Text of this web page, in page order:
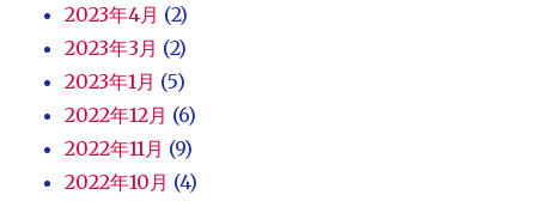
2023年4月 (2)
2023年3月 (2)
2023年1月 (5)
2022年12月 (6)
2022年11月 (9)
2022年10月 (4)